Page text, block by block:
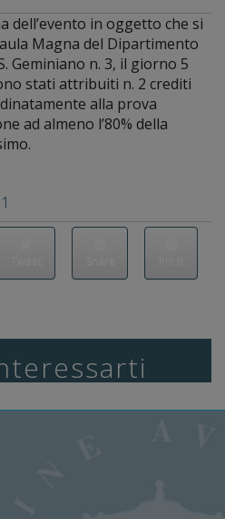
dell’evento in oggetto che si
Magna del Dipartimento
Geminiano n. 3, il giorno 5
stati attribuiti n. 2 crediti
alla prova
ad almeno l’80% della